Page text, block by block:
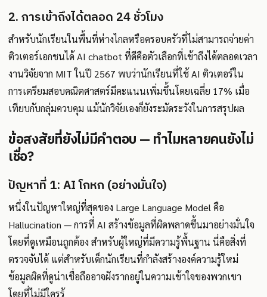
2. การเข้าถึงได้ตลอด 24 ชั่วโมง
สำหรับนักเรียนในพื้นที่ห่างไกลหรือครอบครัวที่ไม่สามารถจ่ายค่า
ติวเตอร์เอกชนได้ AI chatbot ที่ดีคือตัวเลือกที่เข้าถึงได้ตลอดเวลา
งานวิจัยจาก MIT ในปี 2567 พบว่านักเรียนที่ใช้ AI ติวเตอร์ใน
การเตรียมสอบคณิตศาสตร์มีคะแนนเพิ่มขึ้นโดยเฉลี่ย 17% เมื่อ
เทียบกับกลุ่มควบคุม แม้นักวิจัยเองก็ยังระมัดระวังในการสรุปผล
ข้อสงสัยที่ยังไม่มีคำตอบ — ทำไมหลายคนยังไม่
เชื่อ?
ปัญหาที่ 1: AI โกหก (อย่างมั่นใจ)
หนึ่งในปัญหาใหญ่ที่สุดของ Large Language Model คือ
Hallucination — การที่ AI สร้างข้อมูลที่ผิดพลาดขึ้นมาอย่างมั่นใจ
โดยที่ดูเหมือนถูกต้อง สำหรับผู้ใหญ่ที่มีความรู้พื้นฐาน นี่คือสิ่งที่
ตรวจจับได้ แต่สำหรับเด็กนักเรียนที่กำลังสร้างองค์ความรู้ใหม่
ข้อมูลผิดที่ดูน่าเชื่อถืออาจฝังรากอยู่ในความเข้าใจของพวกเขา
โดยที่ไม่มีใครรู้